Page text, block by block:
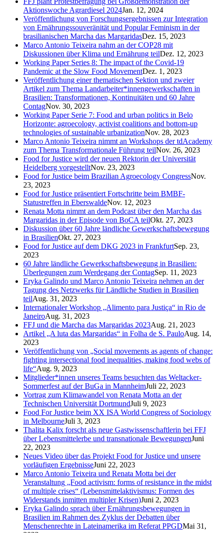
Aktionswoche Agrardiesel 2024Jan. 12, 2024
Veröffentlichung von Forschungsergebnissen zur Integration
von Ernährungssouveränität und Popular Feminism in der
brasilianischen Marcha das MargaridasDez. 15, 2023
Marco Antonio Teixeira nahm an der COP28 mit
Diskussionen über Klima und Ernährung teilDez. 12, 2023
Working Paper Series 8: The impact of the Covid-19
Pandemic at the Slow Food MovementDez. 1, 2023
Veröffentlichung einer thematischen Sektion und zweier
Artikel zum Thema Landarbeiter*innengewerkschaften in
Brasilien: Transformationen, Kontinuitäten und 60 Jahre
ContagNov. 30, 2023
Working Paper Serie 7: Food and urban politics in Belo
Horizonte: agroecology, activist coalitions and bottom-up
technologies of sustainable urbanizationNov. 28, 2023
Marco Antonio Teixeira nimmt an Workshops der tdAcademy
zum Thema Transformationale Führung teilNov. 26, 2023
Food for Justice wird der neuen Rektorin der Universität
Heidelberg vorgestelltNov. 23, 2023
Food for Justice beim Brazilian Agroecology CongressNov.
23, 2023
Food for Justice präsentiert Fortschritte beim BMBF-
Statustreffen in EberswaldeNov. 12, 2023
Renata Motta nimmt an dem Podcast über den Marcha das
Margaridas in der Episode von BoCA teilOkt. 27, 2023
Diskussion über 60 Jahre ländliche Gewerkschaftsbewegung
in BrasilienOkt. 27, 2023
Food for Justice auf dem DKG 2023 in FrankfurtSep. 23,
2023
60 Jahre ländliche Gewerkschaftsbewegung in Brasilien:
Überlegungen zum Werdegang der ContagSep. 11, 2023
Eryka Galindo und Marco Antonio Teixeira nehmen an der
Tagung des Netzwerks für Ländliche Studien in Brasilien
teilAug. 31, 2023
Internationaler Workshop „Alimento para Justiça“ in Rio de
JaneiroAug. 31, 2023
FFJ und die Marcha das Margaridas 2023Aug. 21, 2023
Artikel „A luta das Margaridas“ in Folha de S. PauloAug. 14,
2023
Veröffentlichung von „Social movements as agents of change:
fighting intersectional food inequalities, making food webs of
life“Aug. 9, 2023
Mitglieder*innen unseres Teams besuchten das Weltacker-
Sommerfest auf der BuGa in MannheimJuli 22, 2023
Vortrag zum Klimawandel von Renata Motta an der
Technischen Universität DortmundJuli 9, 2023
Food For Justice beim XX ISA World Congress of Sociology
in MelbourneJuli 3, 2023
Thalita Kalix forscht als neue Gastwissenschaftlerin bei FFJ
über Lebensmittelerbe und transnationale BewegungenJuni
22, 2023
Neues Video über das Projekt Food for Justice und unsere
vorläufigen ErgebnisseJuni 22, 2023
Marco Antonio Teixeira und Renata Motta bei der
Veranstaltung „Food activism: forms of resistance in the midst
of multiple crises“ (Lebensmittelaktivismus: Formen des
Widerstands inmitten multipler Krisen)Juni 2, 2023
Eryka Galindo sprach über Ernährungsbewegungen in
Brasilien im Rahmen des Zyklus der Debatten über
Menschenrechte in Lateinamerika im Referat PPGDMai 31,